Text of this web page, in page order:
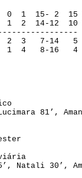
0 1 15- 2 15
1 2 14-12 10
2 3 7-14
5
1 4 8-16 4
81’ ,
Natali 30’ ,